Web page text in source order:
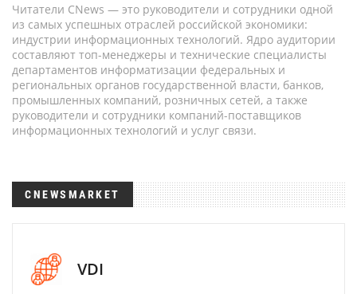
Читатели CNews — это руководители и сотрудники одной
из самых успешных отраслей российской экономики:
индустрии информационных технологий. Ядро аудитории
составляют топ-менеджеры и технические специалисты
департаментов информатизации федеральных и
региональных органов государственной власти, банков,
промышленных компаний, розничных сетей, а также
руководители и сотрудники компаний-поставщиков
информационных технологий и услуг связи.
CNEWSMARKET
VDI